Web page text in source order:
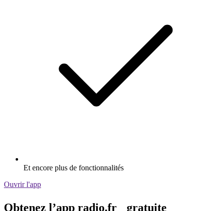
Et encore plus de fonctionnalités
Ouvrir l'app
Obtenez l’app radio.fr gratuite